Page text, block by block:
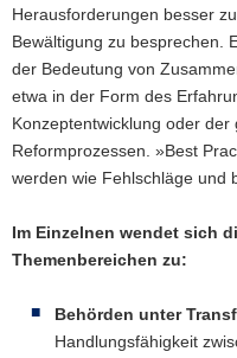
Herausforderungen besser
Bewältigung zu besprechen.
der Bedeutung von
etwa in der Form des
Konzeptentwicklung oder
Reformprozessen. »Best
werden wie Fehlschläge und
Im Einzelnen wendet sich
Themenbereichen zu:
Behörden unter
Handlungsfähigkeit